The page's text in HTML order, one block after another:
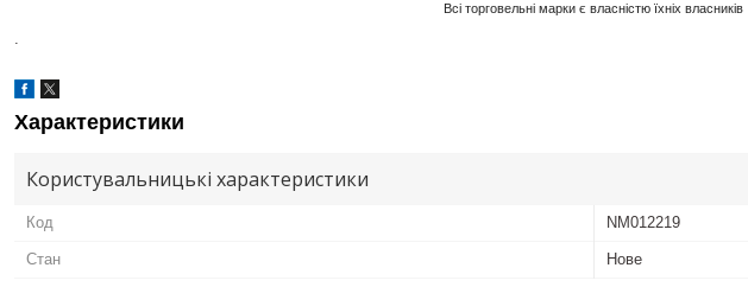
Всі торговельні марки є власністю їхніх власників
.
Характеристики
Користувальницькі характеристики
Код NM012219
Стан Нове